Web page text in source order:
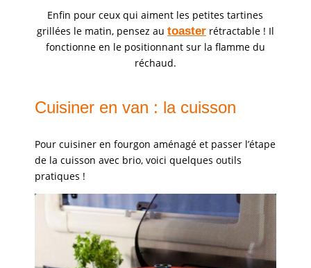
Enfin pour ceux qui aiment les petites tartines
grillées le matin, pensez au toasterrétractable ! Il
fonctionne en le positionnant sur la flamme du
réchaud.
Cuisiner en van : la cuisson
Pour cuisiner en fourgon aménagé et passer l’étape
de la cuisson avec brio, voici quelques outils
pratiques !